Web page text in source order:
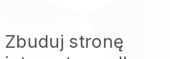
Zbuduj stronę